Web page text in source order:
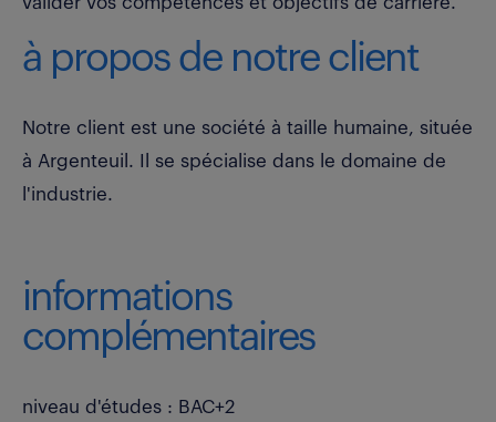
à propos de notre client
Notre client est une société à taille humaine, située
à Argenteuil. Il se spécialise dans le domaine de
l'industrie.
informations
complémentaires
niveau d'études : BAC+2